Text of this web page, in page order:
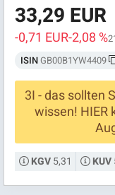
33,29 EUR
-0,71 EUR-2,08 %
ISINGB00B1YW4409
3I - das sollten
wissen! HIER
KGV5,31 KUV